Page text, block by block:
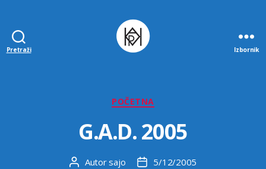
Pretraži Izbornik
Kategorije
POČETNA
G.A.D. 2005
AutorAutorsajo
Datum
5/12/2005